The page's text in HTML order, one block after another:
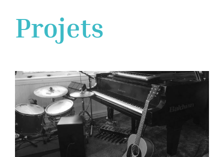
Projets
Jean-François Groulx
solos/duos